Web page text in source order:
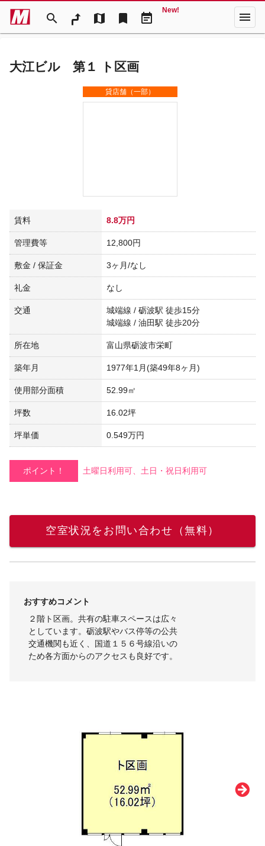
search map bookmark event_note
New! menu
大江ビル 第１ ト区画
貸店舗（一部）
賃料 8.8万円
管理費等 12,800円
敷金 / 保証金 3ヶ月/なし
礼金 なし
交通
城端線 / 砺波駅 徒歩15分
城端線 / 油田駅 徒歩20分
所在地 富山県砺波市栄町
築年月 1977年1月(築49年8ヶ月)
使用部分面積 52.99㎡
坪数 16.02坪
坪単価 0.549万円
ポイント！ 土曜日利用可、土日・祝日利用可
空室状況をお問い合わせ（無料）
おすすめコメント
２階ト区画。共有の駐車スペースは広々
としています。砺波駅やバス停等の公共
交通機関も近く、国道１５６号線沿いの
ため各方面からのアクセスも良好です。